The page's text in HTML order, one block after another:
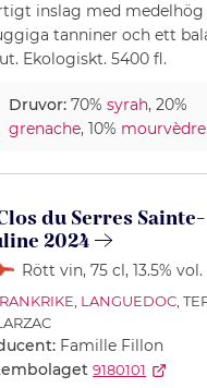
inslag med medelhög
tanniner och ett
Ekologiskt. 5400 fl.
Druvor:70%syrah, 20%
grenache, 10% mourvèdre
du Serres Sainte-
2024
Rött vin, 75 cl, 13.5% vol.
LANGUEDOC,
Famille Fillon
9180101